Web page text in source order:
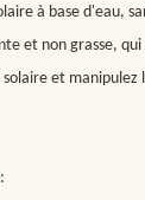
à base d'eau,
et non grasse, qui
et manipulez